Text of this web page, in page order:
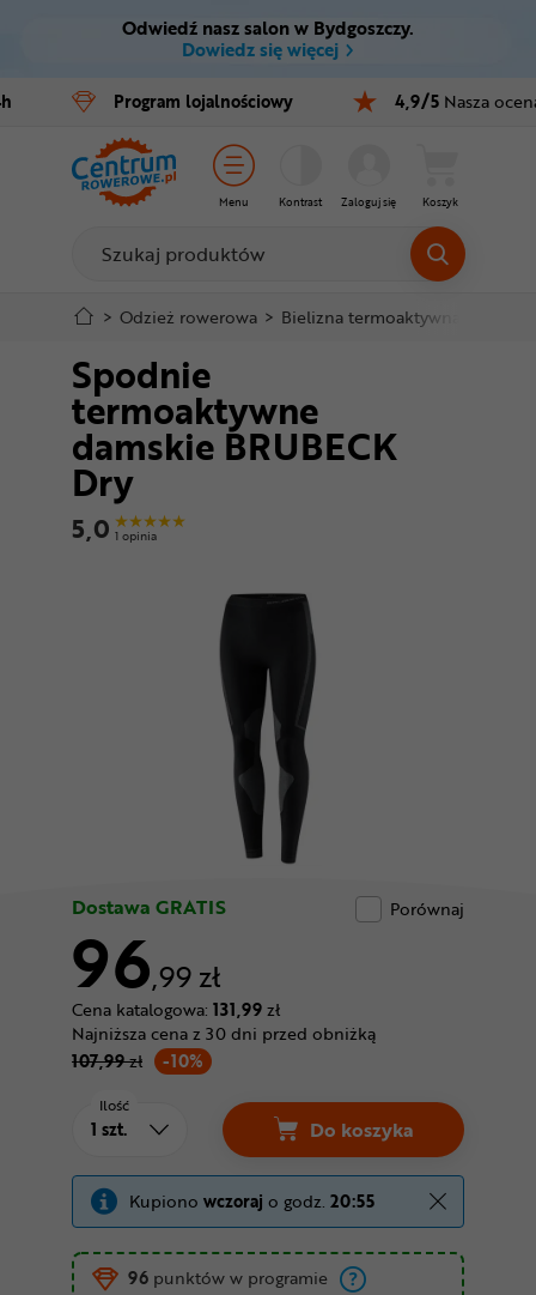
Ctrl M
Menu główne
Informacje o produkcie
Do koszyka
Szczegółowe informacje
Stopka
Mapa strony
Odwiedź nasz salon w Bydgoszczy.
Dowiedz się więcej
Program lojalnościowy 4,9/5 Nasza
Menu Kontrast Zaloguj się Koszyk
Rowery
E-bike
Części
Akcesoria
Odzież
Kaski
Buty
Warsztat
Odżywki
> Odzież rowerowa > Bielizna termoaktywna
Spodnie
termoaktywne
damskie BRUBECK
Dry
5,0 1 opinia
Dostawa GRATIS Porównaj
96,99 zł
Cena katalogowa: 131,99zł
-10%
Najniższa cena z 30 dni przed obniżką
107,99zł
Ilość
Do koszyka
Spodnie
Kupiono wczoraj o godz. 20:55
96 punktów w programie